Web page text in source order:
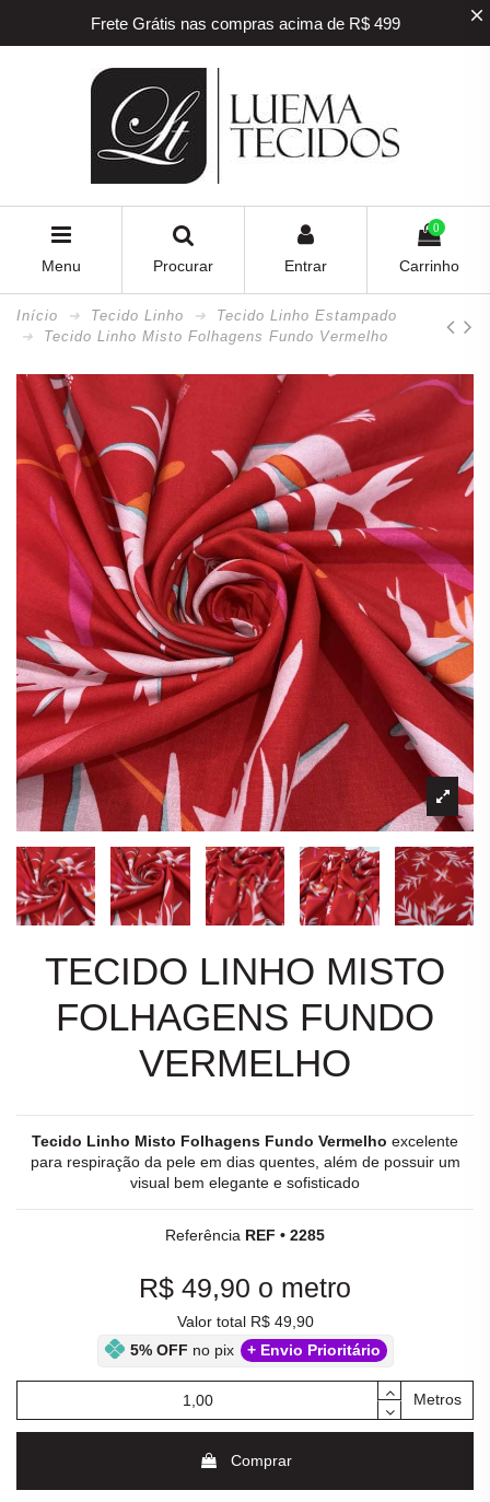
Frete Grátis nas compras acima de R$ 499
5% de desconto para pagamento via PIX e BOLETO
Frete Grátis nas compras acima de R$ 499
Menu Procurar Entrar
0
Carrinho
Início Tecido Linho
Tecido Linho Estampado
Tecido Linho Misto Folhagens Fundo Vermelho
TECIDO LINHO MISTO
FOLHAGENS FUNDO
VERMELHO
Tecido Linho Misto Folhagens Fundo Vermelho excelente
para respiração da pele em dias quentes, além de possuir um
visual bem elegante e sofisticado
Referência REF • 2285
R$ 49,90 o metro
Valor total R$ 49,90
5% OFF no pix + Envio Prioritário
Metros
Comprar